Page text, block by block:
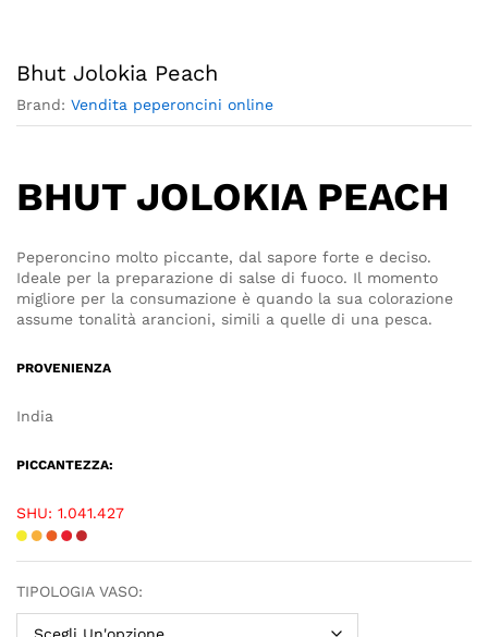
Bhut Jolokia Peach
Brand: Vendita peperoncini online
BHUT JOLOKIA PEACH
Peperoncino molto piccante, dal sapore forte e deciso.
Ideale per la preparazione di salse di fuoco. Il momento
migliore per la consumazione è quando la sua colorazione
assume tonalità arancioni, simili a quelle di una pesca.
PROVENIENZA
India
PICCANTEZZA:
SHU: 1.041.427
TIPOLOGIA VASO: